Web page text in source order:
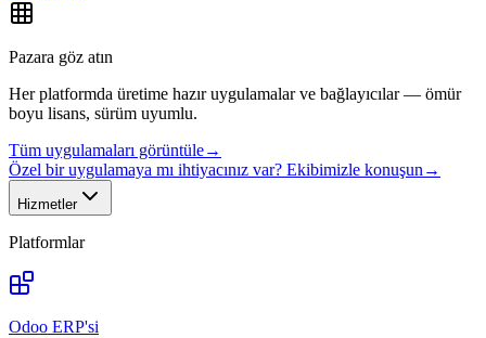
Pazara göz atın
Her platformda üretime hazır uygulamalar ve bağlayıcılar — ömür
boyu lisans, sürüm uyumlu.
Tüm uygulamaları görüntüle→
Özel bir uygulamaya mı ihtiyacınız var? Ekibimizle konuşun →
Hizmetler
Platformlar
Odoo ERP'si